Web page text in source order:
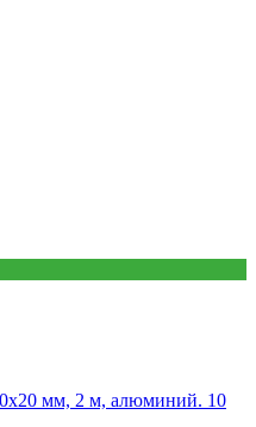
мм, 2 м, алюминий. 10